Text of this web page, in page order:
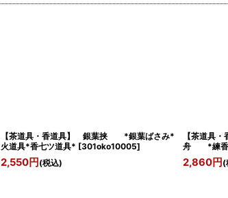
【茶道具・香道具】 銀葉挟 *銀葉ばさみ*
火道具*香七ツ道具* [301oko10005]
2,550円 (税込)
【茶道具
舟 *練香
2,860円 (